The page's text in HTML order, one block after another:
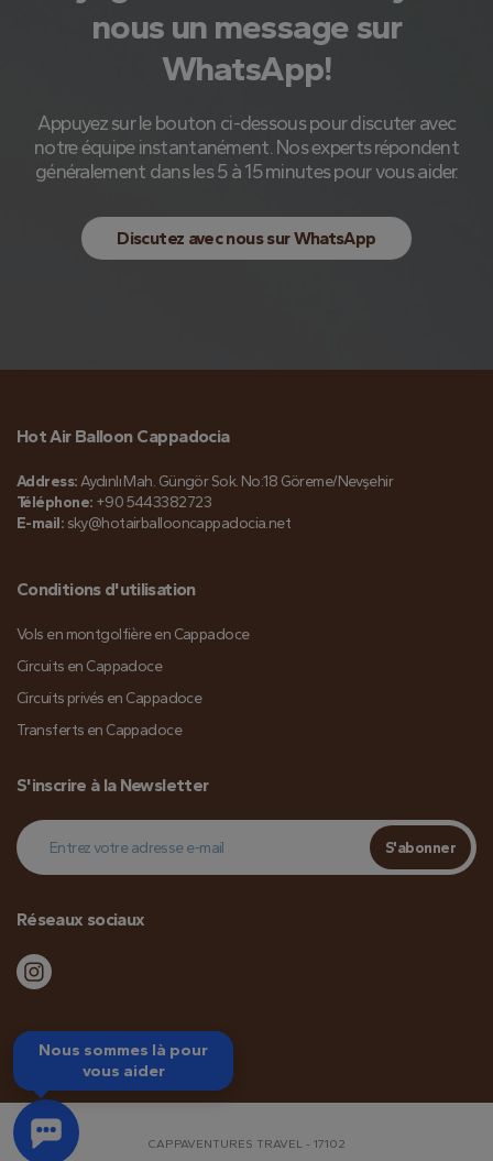
nous un message sur
WhatsApp!
Appuyez sur le bouton ci-dessous pour discuter avec
notre équipe instantanément. Nos experts répondent
généralement dans les 5 à 15 minutes pour vous aider.
Discutez avec nous sur WhatsApp
Hot Air Balloon Cappadocia
Address:Aydınlı Mah. Güngör Sok. No:18 Göreme/Nevşehir
Téléphone: +90 5443382723
E-mail: sky@hotairballooncappadocia.net
Conditions d'utilisation
Vols en montgolfière en Cappadoce
Circuits en Cappadoce
Circuits privés en Cappadoce
Transferts en Cappadoce
S'inscrire à la Newsletter
S'abonner
Réseaux sociaux
CAPPAVENTURES TRAVEL - 17102
Nous sommes là pour
vous aider